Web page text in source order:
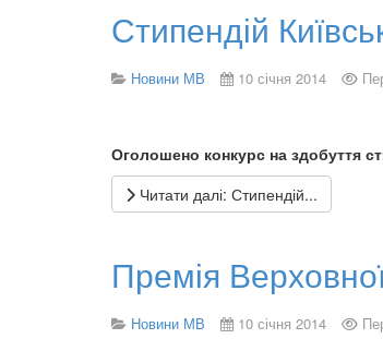
Стипендій
Новини МВ 10 січня 2014
Оголошено конкурс на здобуття
Читати далі: Стипендій...
Премія
Новини МВ 10 січня 2014